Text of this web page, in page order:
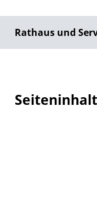
Rathaus und
Seiteninhalt